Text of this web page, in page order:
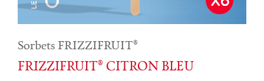
Sorbets FRIZZIFRUIT®
FRIZZIFRUIT® CITRON BLEU